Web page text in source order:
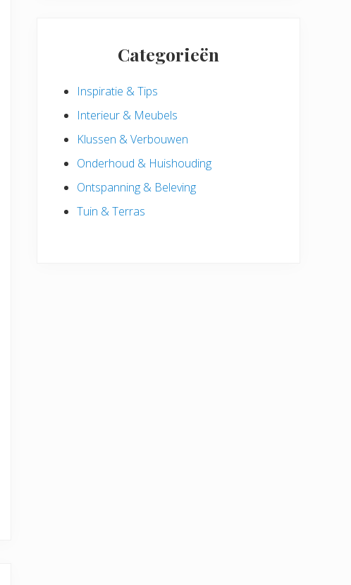
Categorieën
Inspiratie & Tips
Interieur & Meubels
Klussen & Verbouwen
Onderhoud & Huishouding
Ontspanning & Beleving
Tuin & Terras